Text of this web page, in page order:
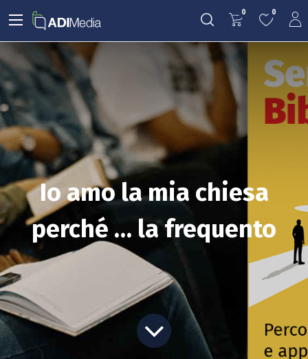
0 0
Io amo la mia chiesa
perché … la frequento